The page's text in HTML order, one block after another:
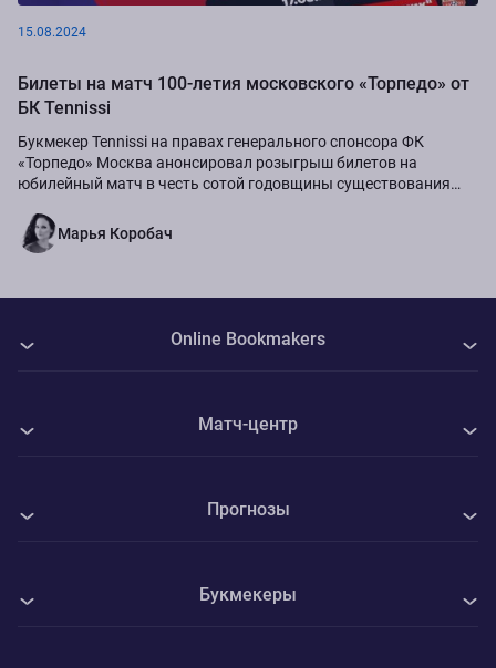
15.08.2024
Билеты на матч 100-летия московского «Торпедо» от
БК Tennissi
Букмекер Tennissi на правах генерального спонсора ФК
«Торпедо» Москва анонсировал розыгрыш билетов на
юбилейный матч в честь сотой годовщины существования
Марья Коробач
Букмекеры
Прогнозы
Матч-центр
Кембридж Юнайтед - Барнет
Online Bookmakers
Контакты
Конфиденциальность